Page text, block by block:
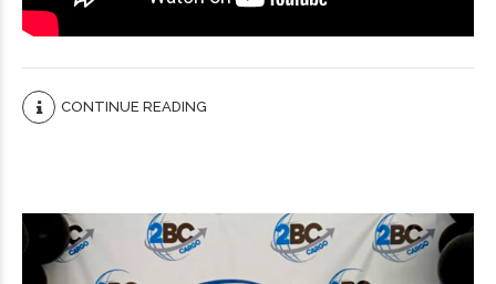
CONTINUE READING